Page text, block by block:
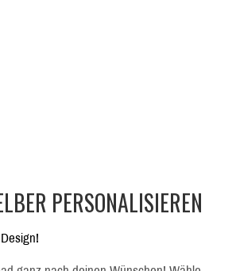
PERSONALISIEREN